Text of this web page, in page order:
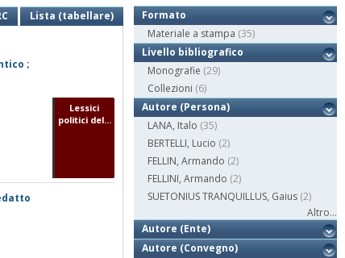
Lista (tabellare)
;
Lessici
politici del...
Formato
Materiale a stampa (35)
Livello bibliografico
Monografie (29)
Collezioni (6)
Autore (Persona)
LANA, Italo (35)
BERTELLI, Lucio (2)
FELLIN, Armando (2)
FELLINI, Armando (2)
SUETONIUS TRANQUILLUS, Gaius (2)
Altro...
Autore (Ente)
Autore (Convegno)